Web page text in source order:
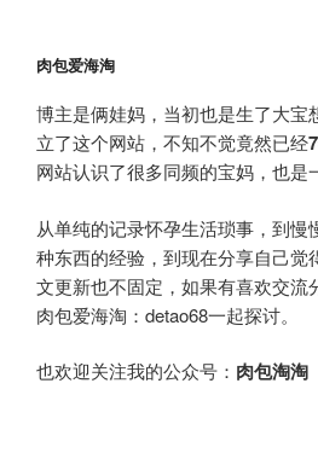
肉包爱海淘
博主是俩娃妈，当初也是生了大宝
立了这个网站，不知不觉竟然已经
网站认识了很多同频的宝妈，也是
从单纯的记录怀孕生活琐事，到慢
种东西的经验，到现在分享自己觉
文更新也不固定，如果有喜欢交流
肉包爱海淘：detao68一起探讨。
也欢迎关注我的公众号： 肉包淘淘